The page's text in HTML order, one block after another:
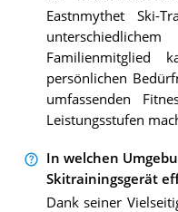
Eastnmythet Ski-
Familienmitglied
persönlichen
umfassenden
Leistungsstufen
In welchen
Skitrainingsgerät
Dank seiner